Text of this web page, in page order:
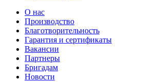
О нас
Производство
Благотворительность
Гарантия и сертификаты
Вакансии
Партнеры
Бригадам
Новости